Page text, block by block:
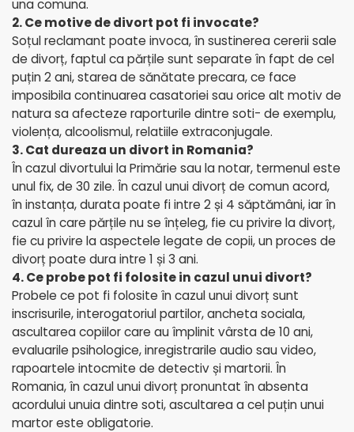
una comuna.
2. Ce motive de divort pot fi invocate?
Soțul reclamant poate invoca, în sustinerea cererii sale
de divorț, faptul ca părțile sunt separate în fapt de cel
puțin 2 ani, starea de sănătate precara, ce face
imposibila continuarea casatoriei sau orice alt motiv de
natura sa afecteze raporturile dintre soti- de exemplu,
violența, alcoolismul, relatiile extraconjugale.
3. Cat dureaza un divort in Romania?
În cazul divortului la Primărie sau la notar, termenul este
unul fix, de 30 zile. În cazul unui divorț de comun acord,
în instanța, durata poate fi intre 2 și 4 săptămâni, iar în
cazul în care părțile nu se înțeleg, fie cu privire la divorț,
fie cu privire la aspectele legate de copii, un proces de
divorț poate dura intre 1 și 3 ani.
4. Ce probe pot fi folosite in cazul unui divort?
Probele ce pot fi folosite în cazul unui divorț sunt
inscrisurile, interogatoriul partilor, ancheta sociala,
ascultarea copiilor care au împlinit vârsta de 10 ani,
evaluarile psihologice, inregistrarile audio sau video,
rapoartele intocmite de detectiv și martorii. În
Romania, în cazul unui divorț pronuntat în absenta
acordului unuia dintre soti, ascultarea a cel puțin unui
martor este obligatorie.